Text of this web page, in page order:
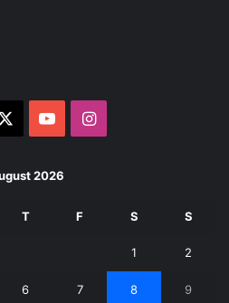
YouTubeInstagram
2026
T F S S
1 2
6 7 8 9